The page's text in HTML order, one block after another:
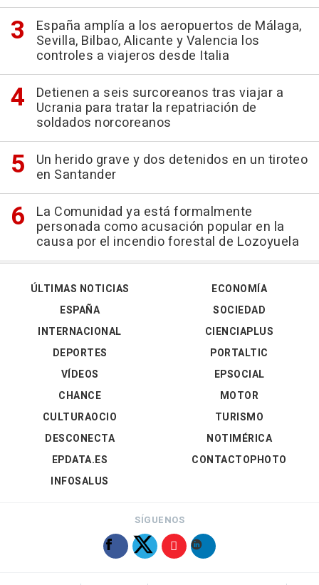
España amplía a los aeropuertos de Málaga,
Sevilla, Bilbao, Alicante y Valencia los
controles a viajeros desde Italia
Detienen a seis surcoreanos tras viajar a
Ucrania para tratar la repatriación de
soldados norcoreanos
Un herido grave y dos detenidos en un tiroteo
en Santander
La Comunidad ya está formalmente
personada como acusación popular en la
causa por el incendio forestal de Lozoyuela
ÚLTIMAS NOTICIAS
ESPAÑA
INTERNACIONAL
DEPORTES
VÍDEOS
ECONOMÍA
SOCIEDAD
CIENCIAPLUS
PORTALTIC
EPSOCIAL
CHANCE
CULTURAOCIO
DESCONECTA
EPDATA.ES
INFOSALUS
MOTOR
TURISMO
NOTIMÉRICA
CONTACTOPHOTO
SÍGUENOS